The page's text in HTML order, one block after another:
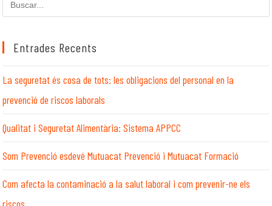
en
llocEntrades Recents
La seguretat és cosa de tots: les obligacions del personal en la
prevenció de riscos laborals
Qualitat i Seguretat Alimentària: Sistema APPCC
Som Prevenció esdevé Mutuacat Prevenció i Mutuacat Formació
Com afecta la contaminació a la salut laboral i com prevenir-ne els